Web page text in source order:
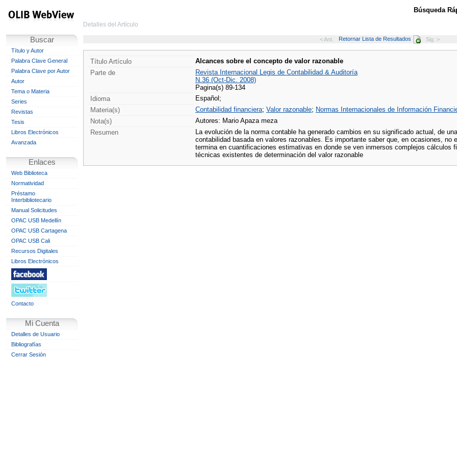
Buscar
Título y Autor
Palabra Clave General
Palabra Clave por Autor
Autor
Tema o Materia
Series
Revistas
Tesis
Libros Electrónicos
Avanzada
Enlaces
Web Biblioteca
Normatividad
Préstamo
Interbibliotecario
Manual Solicitudes
OPAC USB Medellín
OPAC USB Cartagena
OPAC USB Cali
Recursos Digitales
Libros Electrónicos
Contacto
Mi Cuenta
Detalles de Usuario
Bibliografías
Cerrar Sesión
Búsqueda
Detalles del Artículo
< Ant. Retornar Lista de Resultados Sig. >
Título Artículo
Alcances sobre el concepto de valor razonable
Parte de
Revista Internacional Legis de Contabilidad & Auditoría
N.36 (Oct-Dic. 2008)
Pagina(s) 89-134
Idioma
Español;
Materia(s)
Contabilidad financiera; Valor razonable; Normas Internacionales de Información
Nota(s)
Autores: Mario Apaza meza
Resumen
La evolución de la norma contable ha generado cambios en su significado actual, de
contabilidad basada en valores razonables. Es importante saber que, en ocasiones,
termina en cuantificaciones estimativas en donde se ven inmersos complejos
técnicas existentes de determinación del valor razonable